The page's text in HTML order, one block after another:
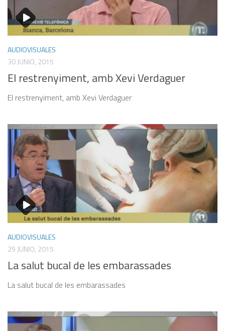
AUDIOVISUALES
30 JUNIO, 2015
El restrenyiment, amb Xevi Verdaguer
El restrenyiment, amb Xevi Verdaguer
AUDIOVISUALES
29 JUNIO, 2015
La salut bucal de les embarassades
La salut bucal de les embarassades